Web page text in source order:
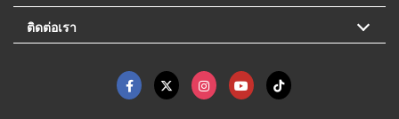
ติดต่อเรา